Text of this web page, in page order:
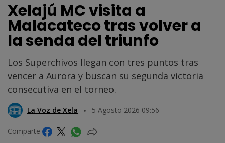
Xelajú MC visita a
Malacateco tras volver a
la senda del triunfo
Los Superchivos llegan con tres puntos tras
vencer a Aurora y buscan su segunda victoria
consecutiva en el torneo.
La Voz de Xela 5 Agosto 2026 09:56
Comparte